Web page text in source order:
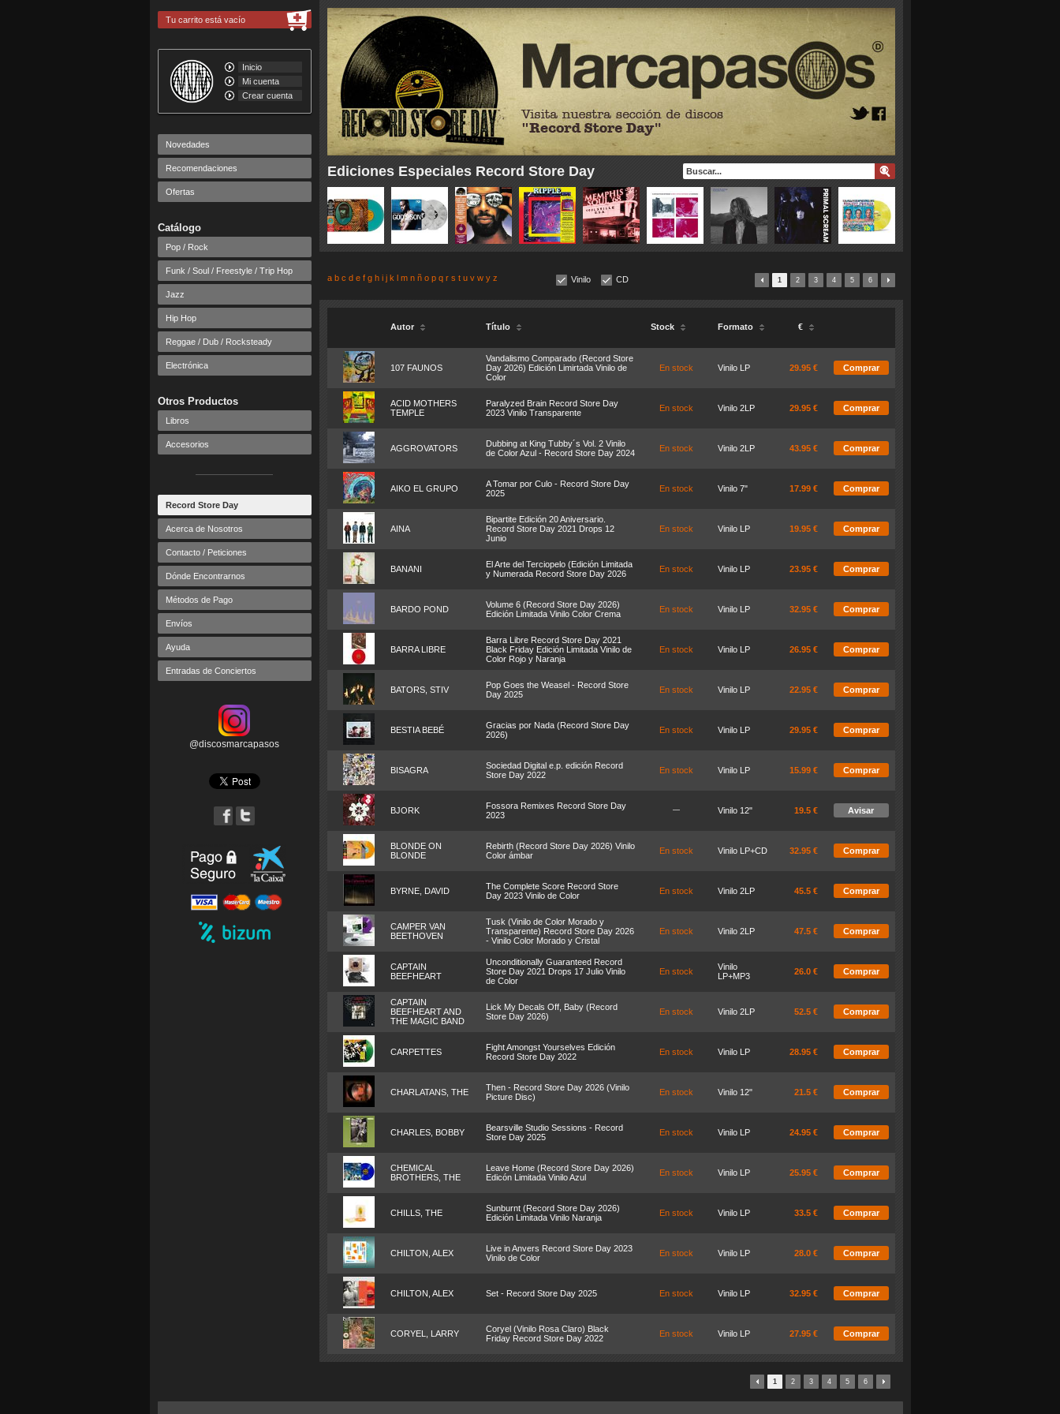
Ediciones Especiales Record Store Day
Tu carrito está vacío
Inicio
Mi cuenta
Crear cuenta
Novedades
Recomendaciones
Ofertas
Catálogo
Pop / Rock
Funk / Soul / Freestyle / Trip Hop
Jazz
Hip Hop
Reggae / Dub / Rocksteady
Electrónica
Otros Productos
Libros
Accesorios
Record Store Day
Acerca de Nosotros
Contacto / Peticiones
Dónde Encontrarnos
Métodos de Pago
Envíos
Ayuda
Entradas de Conciertos
@discosmarcapasos
a b c d e f g h i j k l m n ñ o p q r s t u v w y z Vinilo CD 6
5
4
3
2
1
Autor Título Stock Formato €
107 FAUNOS
Vandalismo Comparado (Record Store
Day 2026) Edición Limirtada Vinilo de
Color
En stock Vinilo LP 29.95 € Comprar
ACID MOTHERS
TEMPLE
Paralyzed Brain Record Store Day
2023 Vinilo Transparente
En stock Vinilo 2LP 29.95 € Comprar
AGGROVATORS
Dubbing at King Tubby´s Vol. 2 Vinilo
de Color Azul - Record Store Day 2024
En stock Vinilo 2LP 43.95 € Comprar
AIKO EL GRUPO
A Tomar por Culo - Record Store Day
2025
En stock Vinilo 7" 17.99 € Comprar
AINA
Bipartite Edición 20 Aniversario.
Record Store Day 2021 Drops 12
Junio
En stock Vinilo LP 19.95 € Comprar
BANANI
El Arte del Terciopelo (Edición Limitada
y Numerada Record Store Day 2026
En stock Vinilo LP 23.95 € Comprar
BARDO POND
Volume 6 (Record Store Day 2026)
Edición Limitada Vinilo Color Crema
En stock Vinilo LP 32.95 € Comprar
BARRA LIBRE
Barra Libre Record Store Day 2021
Black Friday Edición Limitada Vinilo de
Color Rojo y Naranja
En stock Vinilo LP 26.95 € Comprar
BATORS, STIV
Pop Goes the Weasel - Record Store
Day 2025
En stock Vinilo LP 22.95 € Comprar
BESTIA BEBÉ
Gracias por Nada (Record Store Day
2026)
En stock Vinilo LP 29.95 € Comprar
BISAGRA
Sociedad Digital e.p. edición Record
Store Day 2022
En stock Vinilo LP 15.99 € Comprar
BJORK
Fossora Remixes Record Store Day
2023
Vinilo 12" 19.5 € Avisar
BLONDE ON
BLONDE
Rebirth (Record Store Day 2026) Vinilo
Color ámbar
En stock Vinilo LP+CD 32.95 € Comprar
BYRNE, DAVID
The Complete Score Record Store
Day 2023 Vinilo de Color
En stock Vinilo 2LP 45.5 € Comprar
CAMPER VAN
BEETHOVEN
Tusk (Vinilo de Color Morado y
Transparente) Record Store Day 2026
- Vinilo Color Morado y Cristal
En stock Vinilo 2LP 47.5 € Comprar
CAPTAIN
BEEFHEART
Unconditionally Guaranteed Record
Store Day 2021 Drops 17 Julio Vinilo
de Color
En stock
Vinilo
LP+MP3
26.0 € Comprar
CAPTAIN
BEEFHEART AND
THE MAGIC BAND
Lick My Decals Off, Baby (Record
Store Day 2026)
En stock Vinilo 2LP 52.5 € Comprar
CARPETTES
Fight Amongst Yourselves Edición
Record Store Day 2022
En stock Vinilo LP 28.95 € Comprar
CHARLATANS, THE
Then - Record Store Day 2026 (Vinilo
Picture Disc)
En stock Vinilo 12" 21.5 € Comprar
CHARLES, BOBBY
Bearsville Studio Sessions - Record
Store Day 2025
En stock Vinilo LP 24.95 € Comprar
CHEMICAL
BROTHERS, THE
Leave Home (Record Store Day 2026)
Edicón Limitada Vinilo Azul
En stock Vinilo LP 25.95 € Comprar
CHILLS, THE
Sunburnt (Record Store Day 2026)
Edición Limitada Vinilo Naranja
En stock Vinilo LP 33.5 € Comprar
CHILTON, ALEX
Live in Anvers Record Store Day 2023
Vinilo de Color
En stock Vinilo LP 28.0 € Comprar
CHILTON, ALEX Set - Record Store Day 2025 En stock Vinilo LP 32.95 € Comprar
CORYEL, LARRY
Coryel (Vinilo Rosa Claro) Black
Friday Record Store Day 2022
En stock Vinilo LP 27.95 € Comprar
6
5
4
3
2
1